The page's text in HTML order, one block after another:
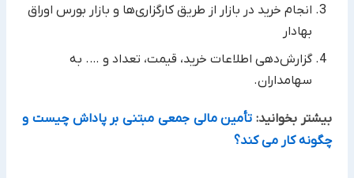
انجام خرید در بازار از طریق کارگزاری‌ها و بازار بورس اوراق
بهادار
گزارش‌دهی اطلاعات خرید، قیمت، تعداد و …. به
سهامداران.
بیشتر بخوانید: تأمین مالی جمعی مبتنی بر پاداش چیست و
چگونه کار می کند؟